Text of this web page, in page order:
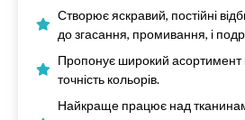
Створює яскравий, постійні
до згасання, промивання, і
Пропонує широкий асортимент
точність кольорів.
Найкраще працює над